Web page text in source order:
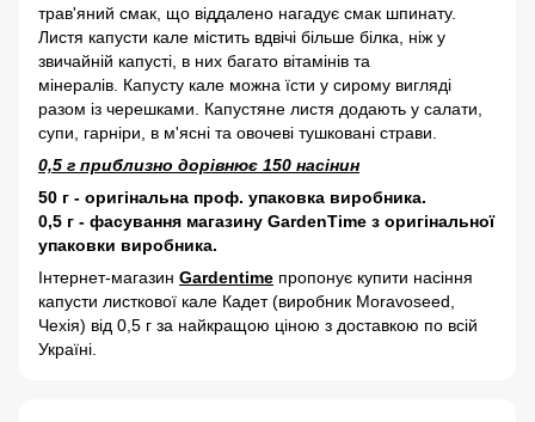
трав'яний смак, що віддалено нагадує смак шпинату.
Листя капусти кале містить вдвічі більше білка, ніж у
звичайній капусті, в них багато вітамінів та
мінералів. Капусту кале можна їсти у сирому вигляді
разом із черешками. Капустяне листя додають у салати,
супи, гарніри, в м'ясні та овочеві тушковані страви.
0,5 г приблизно дорівнює 150 насінин
50 г - оригінальна проф. упаковка виробника.
0,5 г - фасування магазину GardenTime з оригінальної
упаковки виробника.
Інтернет-магазин Gardentime пропонує купити насіння
капусти листкової кале Кадет (виробник Moravoseed,
Чехія) від 0,5 г за найкращою ціною з доставкою по всій
Україні.